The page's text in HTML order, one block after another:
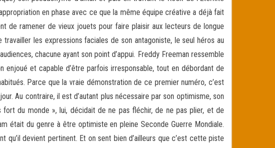
en phase avec ce que la même équipe créative a déjà fait
de ramener de vieux jouets pour faire plaisir aux lecteurs de longue
les expressions faciales de son antagoniste, le seul héros au
chacune ayant son point d’appui. Freddy Freeman ressemble
enjoué et capable d’être parfois irresponsable, tout en débordant de
Parce que la vraie démonstration de ce premier numéro, c’est
Au contraire, il est d’autant plus nécessaire par son optimisme, son
fort du monde », lui, décidait de ne pas fléchir, de ne pas plier, et de
était du genre à être optimiste en pleine Seconde Guerre Mondiale.
qu’il devient pertinent. Et on sent bien d’ailleurs que c’est cette piste